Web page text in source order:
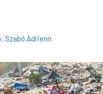
Szabó Adrienn